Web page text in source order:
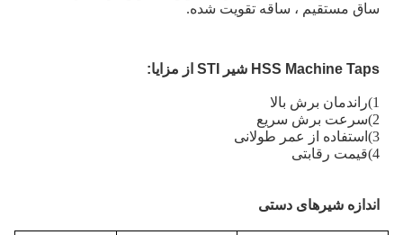
ساق مستقیم ، ساقه تقویت شده.
HSS Machine Taps شیر STI از مزایا:
3)استفاده از عمر طولانی
4)قیمت رقابتی
اندازه شیرهای دستی